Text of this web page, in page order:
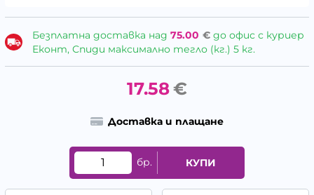
Безплатна доставка над 75.00 €до офис с куриер
Еконт, Спиди максимално тегло (кг.) 5 кг.
17.58€
Доставка и плащане
бр. КУПИ